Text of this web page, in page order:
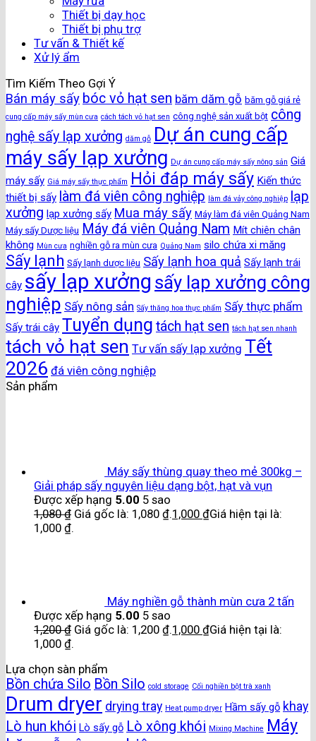
Thiết bị dạy học
Thiết bị phụ trợ
Tư vấn & Thiết kế
Xử lý ẩm
Tìm Kiếm Theo Gợi Ý
Bán máy sấy bóc vỏ hạt sen băm dăm gỗ băm gỗ giá rẻ
cung cấp máy sấy mùn cưa cách tách vỏ hạt sen công nghệ sản xuất bột công
nghệ sấy lạp xưởng dăm gỗ Dự án cung cấp
máy sấy lạp xưởng Dự án cung cấp máy sấy nông sản Giá
máy sấy Giá máy sấy thực phẩm Hỏi đáp máy sấy Kiến thức
thiết bị sấy làm đá viên công nghiệp làm đá vảy công nghiệp
lạp
xưởng lạp xưởng sấy Mua máy sấy Máy làm đá viên Quảng Nam
Máy sấy Dược liệu Máy đá viên Quảng Nam Mít chiên chân
không Mùn cưa nghiền gỗ ra mùn cưa Quảng Nam silo chứa xi măng
Sấy lạnh Sấy lạnh dược liệu Sấy lạnh hoa quả Sấy lạnh trái
cây sấy lạp xưởng sấy lạp xưởng công
nghiệp Sấy nông sản Sấy thăng hoa thực phẩm Sấy thực phẩm
Sấy trái cây Tuyển dụng tách hạt sen tách hạt sen nhanh
tách vỏ hạt sen Tư vấn sấy lạp xưởng Tết
2026 đá viên công nghiệp
Sản phẩm
Máy sấy thùng quay theo mẻ 300kg –
Giải pháp sấy nguyên liệu dạng bột, hạt và vụn
Được xếp hạng 5.00 5 sao
1,080₫ Giá gốc là: 1,080 ₫.1,000 ₫Giá hiện tại là:
1,000 ₫.
Máy nghiền gỗ thành mùn cưa 2 tấn
Được xếp hạng 5.00 5 sao
1,200₫ Giá gốc là: 1,200 ₫.1,000 ₫Giá hiện tại là:
1,000 ₫.
Lựa chọn sàn phẩm
Bồn chứa Silo Bồn Silo cold storage Cối nghiền bột trà xanh
Drum dryer drying tray Heat pump dryer Hầm sấy gỗ khay
Lò hun khói Lò sấy gỗ Lò xông khói Mixing Machine Máy